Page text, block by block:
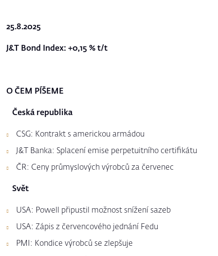
25.8.2025
J&T Bond Index: +0,15 % t/t
O ČEM PÍŠEME
Česká republika
CSG: Kontrakt s americkou armádou
J&T Banka: Splacení emise perpetuitního certifikátu
ČR: Ceny průmyslových výrobců za červenec
Svět
USA: Powell připustil možnost snížení sazeb
USA: Zápis z červencového jednání Fedu
PMI: Kondice výrobců se zlepšuje